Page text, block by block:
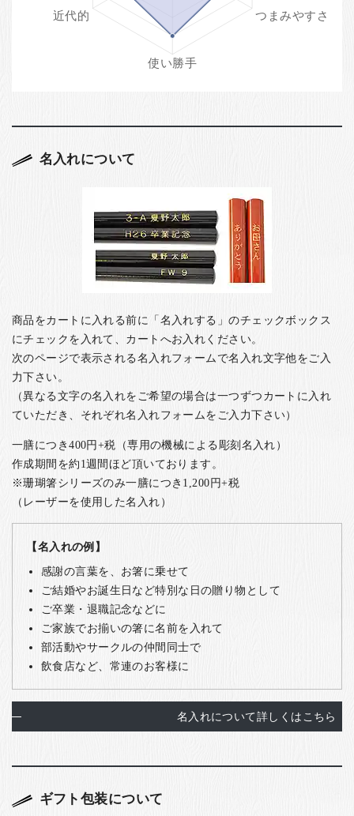
名入れについて
商品をカートに入れる前に「名入れする」のチェックボックス
にチェックを入れて、カートへお入れください。
次のページで表示される名入れフォームで名入れ文字他をご入
力下さい。
（異なる文字の名入れをご希望の場合は一つずつカートに入れ
ていただき、それぞれ名入れフォームをご入力下さい）
一膳につき400円+税（専用の機械による彫刻名入れ）
作成期間を約1週間ほど頂いております。
※珊瑚箸シリーズのみ一膳につき1,200円+税
（レーザーを使用した名入れ）
【名入れの例】
感謝の言葉を、お箸に乗せて
ご結婚やお誕生日など特別な日の贈り物として
ご卒業・退職記念などに
ご家族でお揃いの箸に名前を入れて
部活動やサークルの仲間同士で
飲食店など、常連のお客様に
名入れについて詳しくはこちら
ギフト包装について